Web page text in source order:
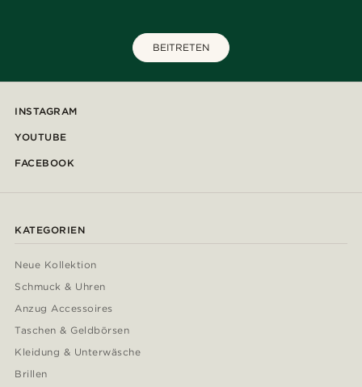
BEITRETEN
INSTAGRAM
YOUTUBE
FACEBOOK
KATEGORIEN
Neue Kollektion
Schmuck & Uhren
Anzug Accessoires
Taschen & Geldbörsen
Kleidung & Unterwäsche
Brillen